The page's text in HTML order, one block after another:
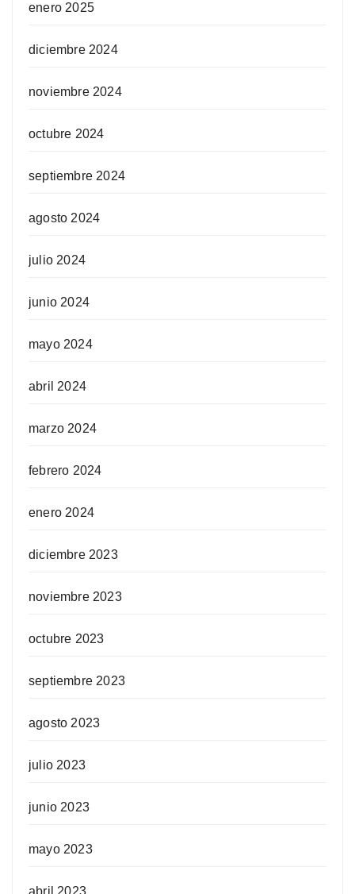
enero 2025
diciembre 2024
noviembre 2024
octubre 2024
septiembre 2024
agosto 2024
julio 2024
junio 2024
mayo 2024
abril 2024
marzo 2024
febrero 2024
enero 2024
diciembre 2023
noviembre 2023
octubre 2023
septiembre 2023
agosto 2023
julio 2023
junio 2023
mayo 2023